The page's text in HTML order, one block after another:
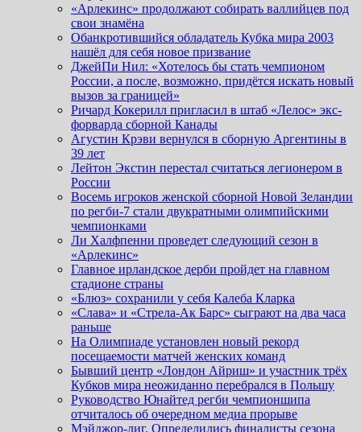
«Арлекинс» продолжают собирать валлийцев под
свои знамёна
Обанкротившийся обладатель Кубка мира 2003
нашёл для себя новое призвание
ДжейПи Нил: «Хотелось бы стать чемпионом
России, а после, возможно, придётся искать новый
вызов за границей»
Ричард Кокерилл пригласил в штаб «Лелос» экс-
форварда сборной Канады
Агустин Крэви вернулся в сборную Аргентины в
39 лет
Лейтон Экстин перестал считаться легионером в
России
Восемь игроков женской сборной Новой Зеландии
по регби-7 стали двукратными олимпийскими
чемпионками
Ли Халфпенни проведет следующий сезон в
«Арлекинс»
Главное ирландское дерби пройдет на главном
стадионе страны
«Блюз» сохранили у себя Калеба Кларка
«Слава» и «Стрела-Ак Барс» сыграют на два часа
раньше
На Олимпиаде установлен новый рекорд
посещаемости матчей женских команд
Бывший центр «Лондон Айриш» и участник трёх
Кубков мира неожиданно перебрался в Польшу
Руководство Юнайтед регби чемпионшипа
отчиталось об очередном медиа прорыве
Мэйджор-лиг. Определились финалисты сезона